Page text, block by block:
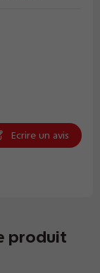
Ecrire un avis
produit